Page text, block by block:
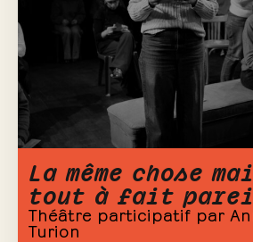
La même chose
tout à fait
Théâtre participatif par
Turion